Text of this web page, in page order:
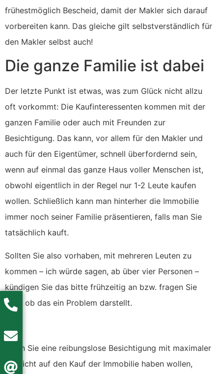
frühestmöglich Bescheid, damit der Makler sich darauf
vorbereiten kann. Das gleiche gilt selbstverständlich für
den Makler selbst auch!
Die ganze Familie ist dabei
Der letzte Punkt ist etwas, was zum Glück nicht allzu
oft vorkommt: Die Kaufinteressenten kommen mit der
ganzen Familie oder auch mit Freunden zur
Besichtigung. Das kann, vor allem für den Makler und
auch für den Eigentümer, schnell überfordernd sein,
wenn auf einmal das ganze Haus voller Menschen ist,
obwohl eigentlich in der Regel nur 1-2 Leute kaufen
wollen. Schließlich kann man hinterher die Immobilie
immer noch seiner Familie präsentieren, falls man Sie
tatsächlich kauft.
Sollten Sie also vorhaben, mit mehreren Leuten zu
kommen – ich würde sagen, ab über vier Personen –
kündigen Sie das bitte frühzeitig an bzw. fragen Sie
nach ob das ein Problem darstellt.
Wenn Sie eine reibungslose Besichtigung mit maximaler
Aussicht auf den Kauf der Immobilie haben wollen,